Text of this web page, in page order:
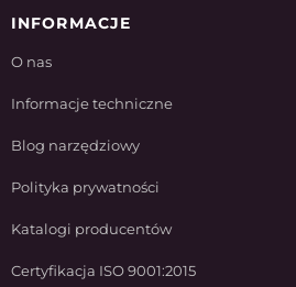
INFORMACJE
O nas
Informacje techniczne
Blog narzędziowy
Polityka prywatności
Katalogi producentów
Certyfikacja ISO 9001:2015